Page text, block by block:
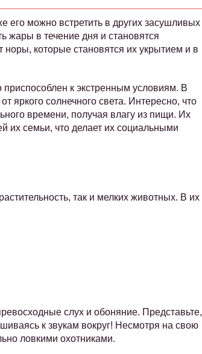
его можно встретить в других засушливых
жары в течение дня и становятся
которые становятся их укрытием и в
к экстренным условиям. В
яркого солнечного света. Интересно, что
времени, получая влагу из пищи. Их
их семьи, что делает их социальными
так и мелких животных. В их
слух и обоняние. Представьте,
к звукам вокруг! Несмотря на свою
ловкими охотниками.